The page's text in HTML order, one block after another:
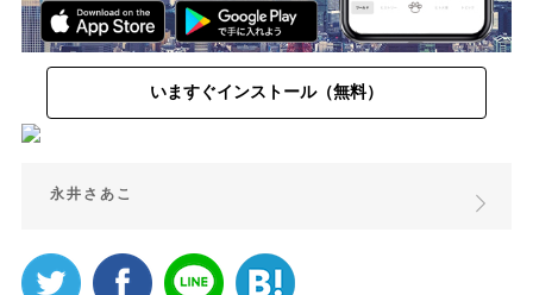
いますぐインストール（無料）
永井さあこ